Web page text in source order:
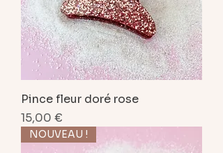
Pince fleur doré rose
Prix
15,00 €
NOUVEAU !